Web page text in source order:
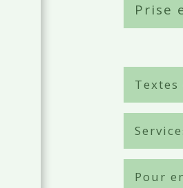
Prise
Textes
Pour